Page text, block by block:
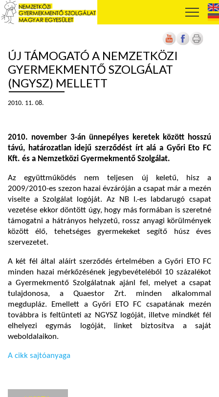
ÚJ TÁMOGATÓ A NEMZETKÖZI
GYERMEKMENTŐ SZOLGÁLAT
(NGYSZ) MELLETT
2010. 11. 08.
2010. november 3-án ünnepélyes keretek között hosszú
távú, határozatlan idejű szerződést írt alá a Győri Eto FC
Kft. és a Nemzetközi Gyermekmentő Szolgálat.
Az együttműködés nem teljesen új keletű, hisz a
2009/2010-es szezon hazai évzáróján a csapat már a mezén
viselte a Szolgálat logóját. Az NB I.-es labdarugó csapat
vezetése ekkor döntött úgy, hogy más formában is szeretné
támogatni a hátrányos helyzetű, rossz anyagi körülmények
között élő, tehetséges gyermekeket segítő húsz éves
szervezetet.
A két fél által aláírt szerződés értelmében a Győri ETO FC
minden hazai mérkőzésének jegybevételéből 10 százalékot
a Gyermekmentő Szolgálatnak ajánl fel, melyet a csapat
tulajdonosa, a Quaestor Zrt. minden alkalommal
megdupláz. Emellett a Győri ETO FC csapatának mezén
továbbra is feltünteti az NGYSZ logóját, illetve mindkét fél
elhelyezi egymás logóját, linket biztosítva a saját
weboldalaikon.
A cikk sajtóanyaga